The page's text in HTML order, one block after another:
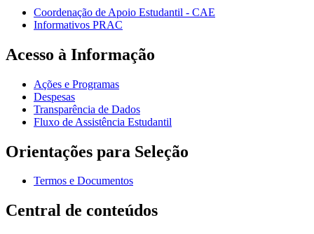
Coordenação de Apoio Estudantil - CAE
Informativos PRAC
Acesso à Informação
Ações e Programas
Despesas
Transparência de Dados
Fluxo de Assistência Estudantil
Orientações para Seleção
Termos e Documentos
Central de conteúdos